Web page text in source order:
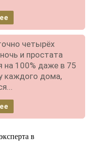
четырёх
и простата
на 100% даже в 75
каждого дома,
в